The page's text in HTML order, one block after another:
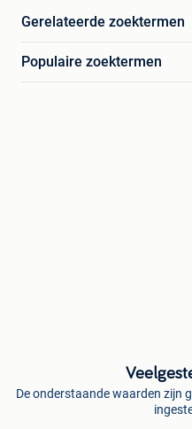
Gerelateerde zoektermen
Populaire zoektermen
De onderstaande waarden zijn